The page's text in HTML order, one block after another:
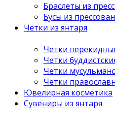
Браслеты из
Бусы из
Четки из янтаря
Четки
Четки
Четки
Четки
Ювелирная косметика
Сувениры из янтаря